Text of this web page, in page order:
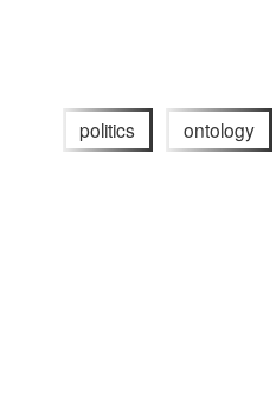
politics ontology